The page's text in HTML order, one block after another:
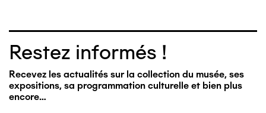
Restez informés !
Recevez les actualités sur la collection du musée, ses
expositions, sa programmation culturelle et bien plus
encore…